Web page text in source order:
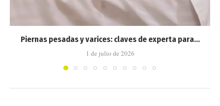
Piernas pesadas y varices: claves de experta para...
1 de julio de 2026